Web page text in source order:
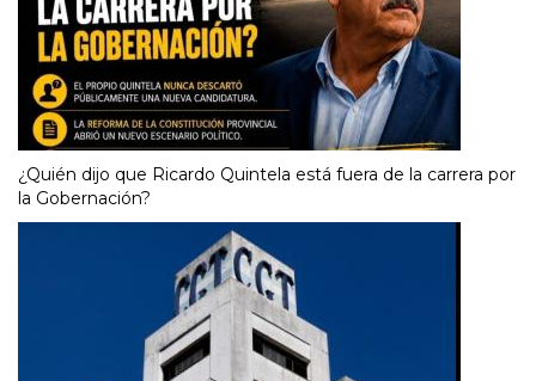
¿Quién dijo que Ricardo Quintela está fuera de la carrera por
la Gobernación?